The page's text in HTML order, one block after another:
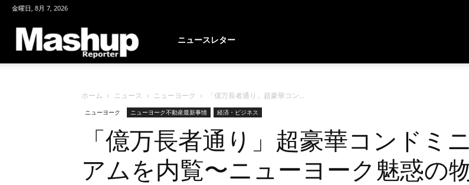
金曜日, 8月 7, 2026
ニュースレター
ホーム ニュース ニューヨーク 「億万長者通り」超豪華コン...
ニューヨーク ニューヨーク不動産最新事情 経済・ビジネス
「億万長者通り」超豪華コンドミニ
アムを内覧〜ニューヨーク魅惑の